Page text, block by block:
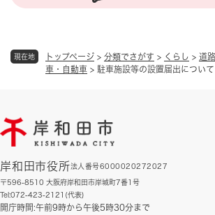
現在地 トップページ > 分類でさがす > くらし > 道
車・自動車 > 駐車施設等の設置届出について
岸和田市役所法人番号6000020272027
〒596-8510 大阪府岸和田市岸城町7番1号
Tel:072-423-2121(代表)
開庁時間:午前9時から午後5時30分まで